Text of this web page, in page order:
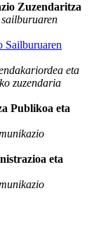
Zuzendaritza
Sailburuaren
eta
zuzendaria
Publikoa eta
eta